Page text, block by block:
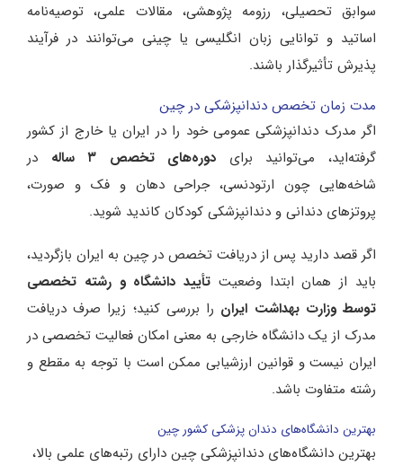
سوابق تحصیلی، رزومه پژوهشی، مقالات علمی، توصیه‌نامه
اساتید و توانایی زبان انگلیسی یا چینی می‌توانند در فرآیند
پذیرش تأثیرگذار باشند.
مدت زمان تخصص دندانپزشکی در چین
اگر مدرک دندانپزشکی عمومی خود را در ایران یا خارج از کشور
گرفته‌اید، می‌توانید برای دوره‌های تخصص ۳ ساله
در
شاخه‌هایی چون ارتودنسی، جراحی دهان و فک و صورت،
پروتزهای دندانی و دندانپزشکی کودکان کاندید شوید.
اگر قصد دارید پس از دریافت تخصص در چین به ایران بازگردید،
باید از همان ابتدا وضعیت تأیید دانشگاه و رشته تخصصی
توسط وزارت بهداشت ایران را بررسی کنید؛ زیرا صرف دریافت
مدرک از یک دانشگاه خارجی به معنی امکان فعالیت تخصصی در
ایران نیست و قوانین ارزشیابی ممکن است با توجه به مقطع و
رشته متفاوت باشد.
بهترین دانشگاه‌های دندان پزشکی کشور چین
بهترین دانشگاه‌های دندانپزشکی چین دارای رتبه‌های علمی بالا،